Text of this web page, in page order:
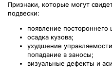
Признаки, которые могут
подвески:
появление постороннего
осадка кузова;
ухудшение
попадание в заносы;
визуальные дефекты и